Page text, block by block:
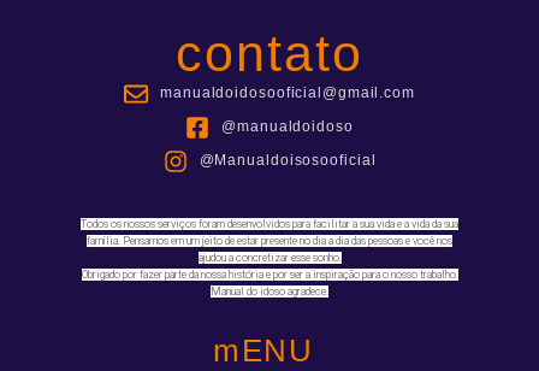
contato
manualdoidosooficial@gmail.com
@manualdoidoso
@Manualdoisosooficial
Todos os nossos serviços foram desenvolvidos para facilitar a sua vida e a vida da sua
família. Pensamos em um jeito de estar presente no dia a dia das pessoas e você nos
ajudou a concretizar esse sonho.
Obrigado por fazer parte da nossa história e por ser a inspiração para o nosso trabalho.
Manual do idoso agradece.
mENU